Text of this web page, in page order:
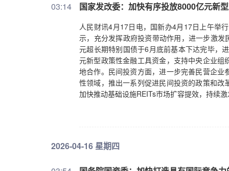
03:14 国家发改委：加快有序投放8000亿元新
人民财讯4月17日电，国新办4月17日上午举
示，充分发挥政府投资带动作用，进一步激
元超长期特别国债于6月底前基本下达完毕，
元新型政策性金融工具资金，支持中央企业
地合作。民间投资方面，进一步完善民营企
性领域，推出一系列促进民间投资的政策和
加快推动基础设施REITs市场扩容提效，持续
2026-04-16 星期四